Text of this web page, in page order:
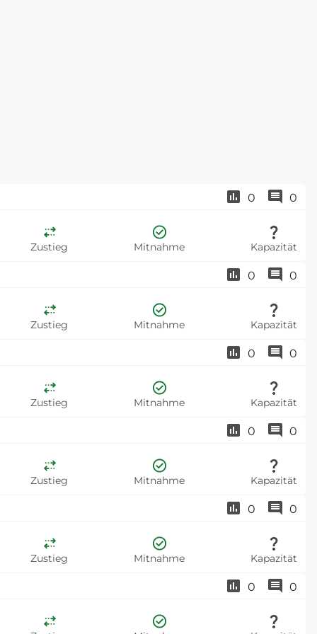
0 0
Zustieg
Mitnahme Kapazität
0 0
Zustieg
Mitnahme Kapazität
0 0
Zustieg
Mitnahme Kapazität
0 0
Zustieg
Mitnahme Kapazität
0 0
Zustieg
Mitnahme Kapazität
0 0